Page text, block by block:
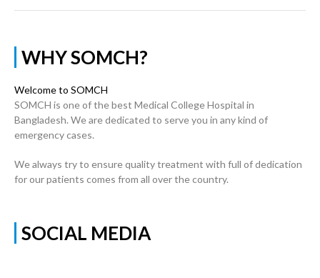
WHY SOMCH?
Welcome to SOMCH
SOMCH is one of the best Medical College Hospital in
Bangladesh. We are dedicated to serve you in any kind of
emergency cases.
We always try to ensure quality treatment with full of dedication
for our patients comes from all over the country.
SOCIAL MEDIA